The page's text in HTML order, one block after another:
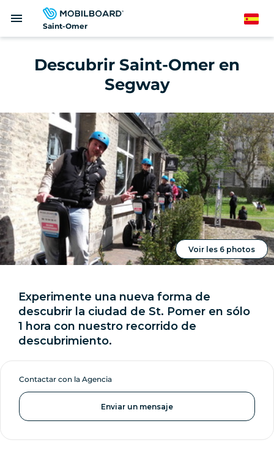
Saint-Omer
menu Spanish
Descubrir Saint-Omer en
Segway
Voir les 6 photos
Experimente una nueva forma de
descubrir la ciudad de St. Pomer en sólo
1 hora con nuestro recorrido de
descubrimiento.
Contactar con la Agencia
Enviar un mensaje